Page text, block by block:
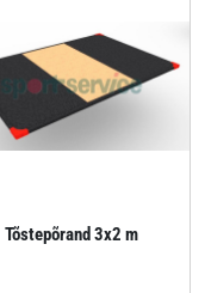
Tõstepõrand 3x2 m